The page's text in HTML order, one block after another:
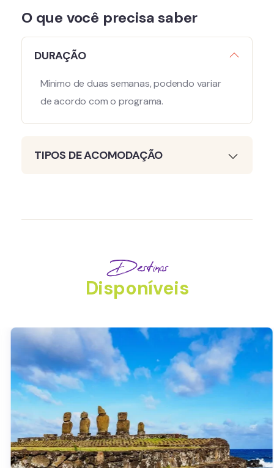
O que você precisa saber
DURAÇÃO
Mínimo de duas semanas, podendo variar
de acordo com o programa.
TIPOS DE ACOMODAÇÃO
Destinos
Disponíveis